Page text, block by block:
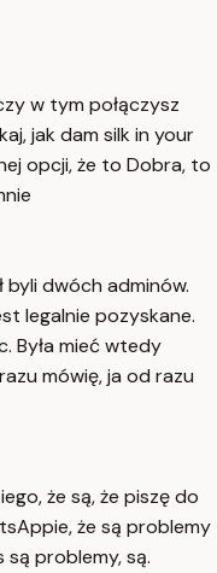
w tym połączysz
jak dam silk in your
opcji, że to Dobra, to
byli dwóch adminów.
legalnie pozyskane.
Była mieć wtedy
mówię, ja od razu
że są, że piszę do
że są problemy
problemy, są.